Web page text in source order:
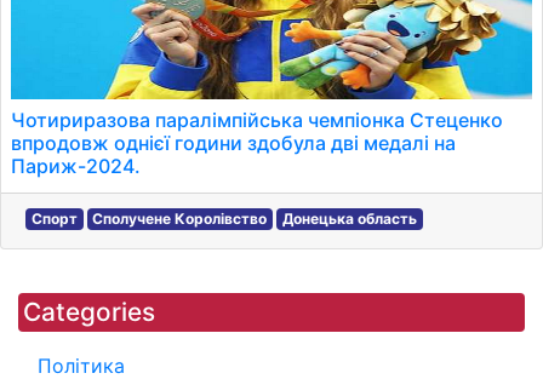
Чотириразова паралімпійська чемпіонка Стеценко
впродовж однієї години здобула дві медалі на
Париж-2024.
Спорт Сполучене Королівство Донецька область
Categories
Політика